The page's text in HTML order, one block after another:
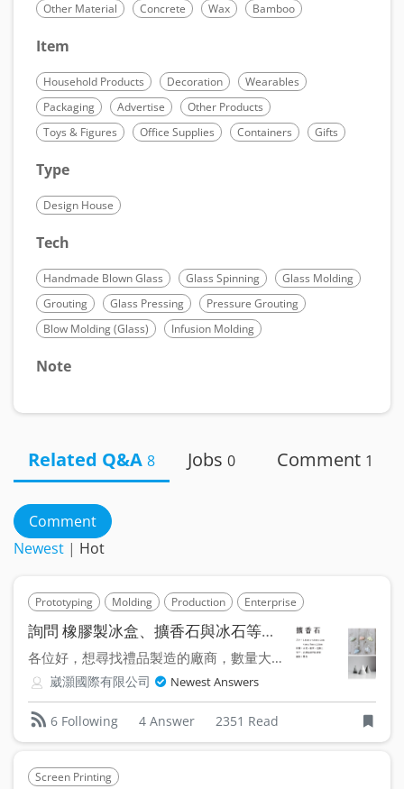
Other Material Concrete Wax Bamboo
Item
Household Products Decoration
Wearables
Packaging
Advertise
Other Products
Toys & Figures
Office Supplies Containers Gifts
Type
Design House
Tech
Handmade Blown Glass Glass Spinning
Glass Molding
Grouting
Glass Pressing
Pressure Grouting
Blow Molding (Glass)
Infusion Molding
Note
Related Q&A 8 Jobs 0 Comment 1
Comment
Newest | Hot
Prototyping Molding Production Enterprise
詢問 橡膠製冰盒、擴香石與冰石等禮品製造廠商？
各位好，想尋找禮品製造的廠商，數量大約9000個左右，不知...
崴灝國際有限公司 Newest Answers
6 Following 4 Answer 2351 Read
Screen Printing